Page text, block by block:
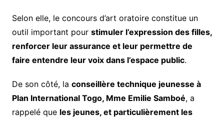
Selon elle, le concours d’art oratoire constitue un
outil important pour stimuler l’expression des filles,
renforcer leur assurance et leur permettre de
faire entendre leur voix dans l’espace public.
De son côté, la conseillère technique jeunesse à
Plan International Togo, Mme Emilie Samboé, a
rappelé que les jeunes, et particulièrement les